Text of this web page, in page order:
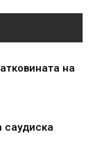
на
саудиска